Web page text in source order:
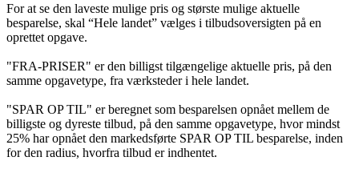
For at se den laveste mulige pris og største mulige aktuelle
besparelse, skal “Hele landet” vælges i tilbudsoversigten på en
oprettet opgave.
"FRA-PRISER" er den billigst tilgængelige aktuelle pris, på den
samme opgavetype, fra værksteder i hele landet.
"SPAR OP TIL" er beregnet som besparelsen opnået mellem de
billigste og dyreste tilbud, på den samme opgavetype, hvor mindst
25% har opnået den markedsførte SPAR OP TIL besparelse, inden
for den radius, hvorfra tilbud er indhentet.